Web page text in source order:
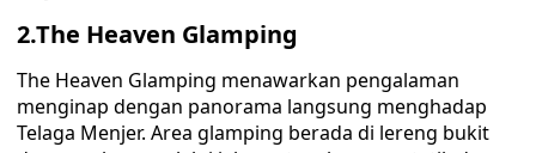
2.The Heaven Glamping
The Heaven Glamping menawarkan pengalaman
menginap dengan panorama langsung menghadap
Telaga Menjer. Area glamping berada di lereng bukit